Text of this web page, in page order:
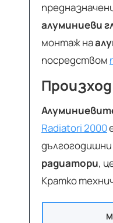
алуминиеви
монтаж на
посредством
Radiatori 2000
радиатори,
Кратко